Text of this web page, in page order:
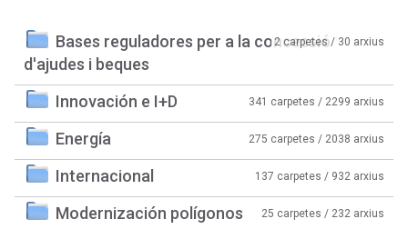
Bases reguladores per a la concessió
d'ajudes i beques
2 carpetes / 30 arxius
Innovación e I+D 341 carpetes / 2299 arxius
Energía 275 carpetes / 2038 arxius
Internacional 137 carpetes / 932 arxius
Modernización polígonos 25 carpetes / 232 arxius